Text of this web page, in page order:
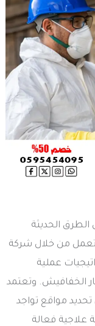
الحديثة
من خلال شركة
عملية
الخفافيش. وتعتمد
مواقع تواجد
فعالة